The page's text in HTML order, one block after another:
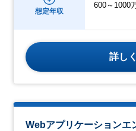
想定年収
600～1000
詳し
Webアプリケーションエ